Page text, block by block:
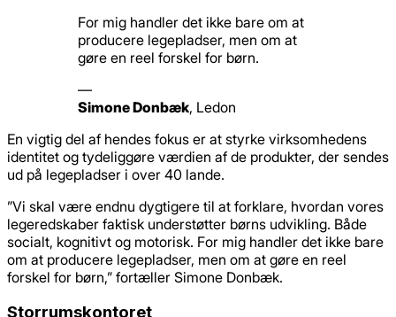
For mig handler det ikke bare om at
producere legepladser, men om at
gøre en reel forskel for børn.
—
Simone Donbæk, Ledon
En vigtig del af hendes fokus er at styrke virksomhedens
identitet og tydeliggøre værdien af de produkter, der sendes
ud på legepladser i over 40 lande.
”Vi skal være endnu dygtigere til at forklare, hvordan vores
legeredskaber faktisk understøtter børns udvikling. Både
socialt, kognitivt og motorisk. For mig handler det ikke bare
om at producere legepladser, men om at gøre en reel
forskel for børn,” fortæller Simone Donbæk.
Storrumskontoret